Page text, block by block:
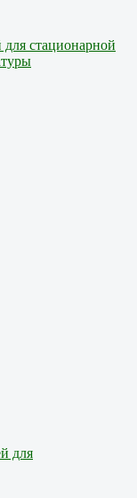
для стационарной
для